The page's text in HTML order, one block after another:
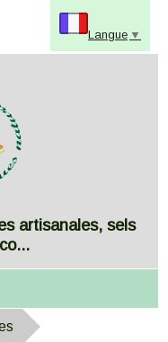
artisanales, sels
Langue ▼